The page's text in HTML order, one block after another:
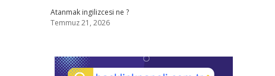
Atanmak ingilizcesi ne ?
Temmuz 21, 2026